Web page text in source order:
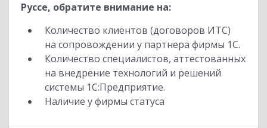
Руссе, обратите внимание на:
Количество клиентов (договоров ИТС)
на сопровождении у партнера фирмы 1С.
Количество специалистов, аттестованных
на внедрение технологий и решений
системы 1С:Предприятие.
Наличие у фирмы статуса